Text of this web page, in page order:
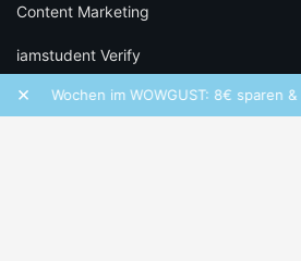
×
Wochen im WOWGUST: 8€ sparen &
Content Marketing
iamstudent Verify